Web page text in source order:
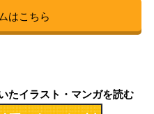
はこちら
たイラスト・マンガを読む